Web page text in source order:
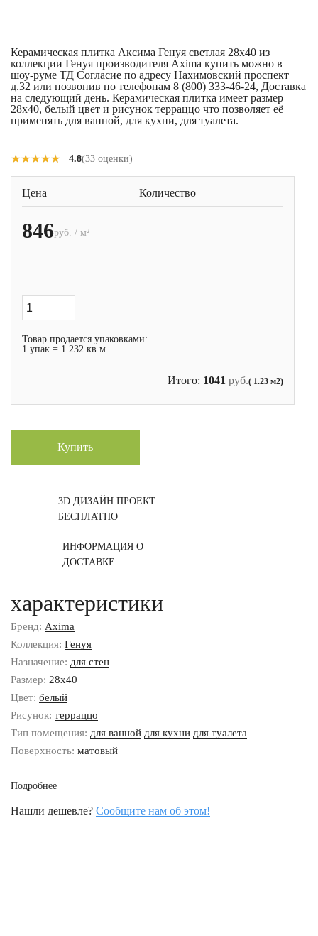
Керамическая плитка Аксима Генуя светлая 28x40 из
коллекции Генуя производителя Axima купить можно в
шоу-руме ТД Согласие по адресу Нахимовский проспект
д.32 или позвонив по телефонам 8 (800) 333-46-24, Доставка
на следующий день. Керамическая плитка имеет размер
28x40, белый цвет и рисунок терраццо что позволяет её
применять для ванной, для кухни, для туалета.
★★★★★
★★★★★ 4.8(33 оценки)
Цена Количество
846руб. / м²
Товар продается упаковками:
1 упак = 1.232 кв.м.
Итого: 1041 руб.( 1.23 м2)
Купить
3D ДИЗАЙН ПРОЕКТ
БЕСПЛАТНО
ИНФОРМАЦИЯ О
ДОСТАВКЕ
характеристики
Бренд: Axima
Коллекция: Генуя
Назначение: для стен
Размер: 28x40
Цвет: белый
Рисунок: терраццо
Тип помещения: для ванной для кухни для туалета
Поверхность: матовый
Подробнее
Нашли дешевле? Сообщите нам об этом!